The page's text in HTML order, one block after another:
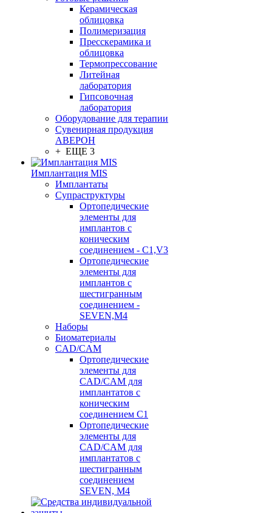
Керамическая
облицовка
Полимеризация
Пресскерамика и
облицовка
Термопрессование
Литейная
лаборатория
Гипсовочная
лаборатория
Оборудование для терапии
Сувенирная продукция
АВЕРОН
+ ЕЩЕ 3
Имплантация MIS
Имплантаты
Супраструктуры
Ортопедические
элементы для
имплантов с
коническим
соединением - C1,V3
Ортопедические
элементы для
имплантов с
шестигранным
соединением -
SEVEN,M4
Наборы
Биоматериалы
CAD/CAM
Ортопедические
элементы для
CAD/CAM для
имплантатов с
коническим
соединением С1
Ортопедические
элементы для
CAD/CAM для
имплантатов с
шестигранным
соединением
SEVEN, М4